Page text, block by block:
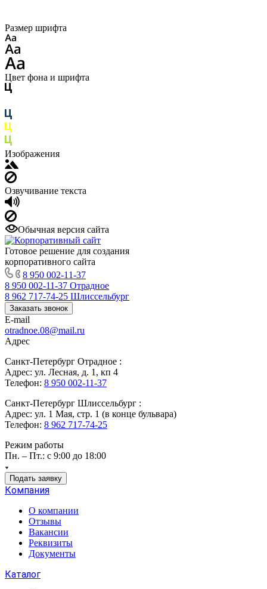
Размер шрифта
Цвет фона и шрифта
Изображения
Озвучивание текста
Обычная версия сайта
Готовое решение для создания
корпоративного сайта
8 950 002-11-37
8 950 002-11-37 Отрадное
8 962 717-74-25 Шлиссельбург
Заказать звонок
E-mail
otradnoe.08@mail.ru
Адрес
Санкт-Петербург Отрадное :
Адрес: ул. Лесная, д. 1, кп 4
Телефон: 8 950 002-11-37
Санкт-Петербург Шлиссельбург :
Адрес: ул. 1 Мая, стр. 1 (в конце бульвара)
Телефон: 8 962 717-74-25
Режим работы
Пн. – Пт.: с 9:00 до 18:00
Подать заявку
Компания
О компании
Отзывы
Вакансии
Реквизиты
Документы
Каталог